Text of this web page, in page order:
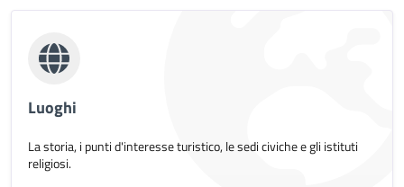
Luoghi
La storia, i punti d'interesse turistico, le sedi civiche e gli istituti
religiosi.